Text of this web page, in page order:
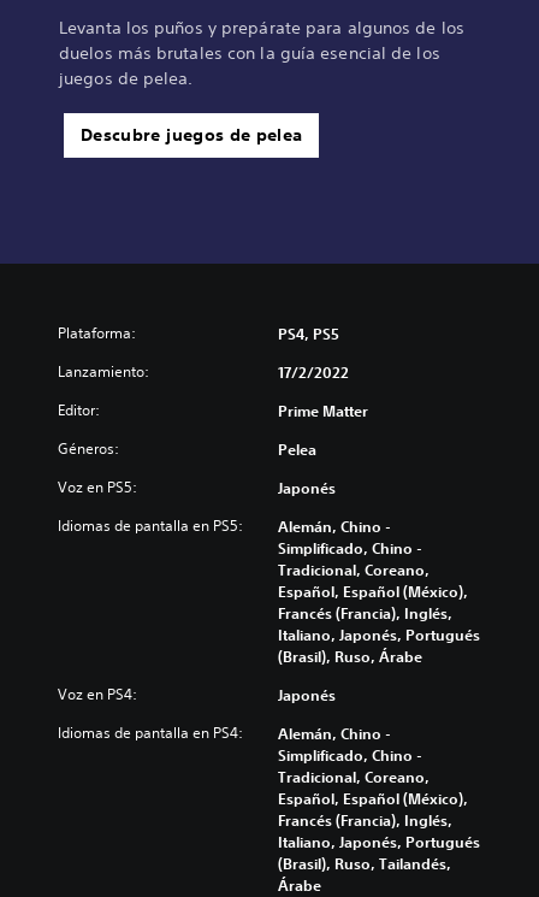
Levanta los puños y prepárate para algunos de los
duelos más brutales con la guía esencial de los
juegos de pelea.
Descubre juegos de pelea
Plataforma: PS4, PS5
Lanzamiento: 17/2/2022
Editor: Prime Matter
Géneros: Pelea
Voz en PS5: Japonés
Idiomas de pantalla en PS5:
Alemán, Chino -
Simplificado, Chino -
Tradicional, Coreano,
Español, Español (México),
Francés (Francia), Inglés,
Italiano, Japonés, Portugués
(Brasil), Ruso, Árabe
Voz en PS4: Japonés
Idiomas de pantalla en PS4:
Alemán, Chino -
Simplificado, Chino -
Tradicional, Coreano,
Español, Español (México),
Francés (Francia), Inglés,
Italiano, Japonés, Portugués
(Brasil), Ruso, Tailandés,
Árabe